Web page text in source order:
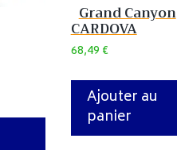
Grand Canyon
CARDOVA
68,49€
Ajouter au
panier